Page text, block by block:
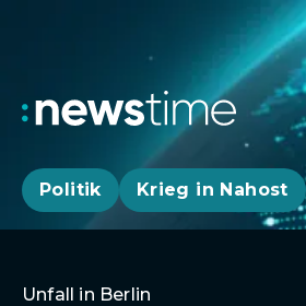
Politik Krieg in Nahost
Unfall in Berlin